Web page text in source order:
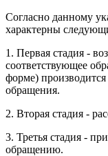
Согласно данному
характерны
1. Первая стадия -
соответствующее
форме)
обращения.
2. Вторая стадия -
3. Третья стадия -
обращению.